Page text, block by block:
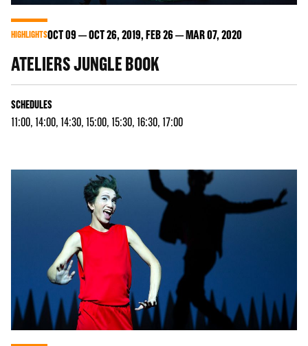
HIGHLIGHTSOCT09 OCT26, 2019, FEB26 MAR07, 2020
ATELIERS JUNGLE BOOK
SCHEDULES
11:00, 14:00, 14:30, 15:00, 15:30, 16:30, 17:00